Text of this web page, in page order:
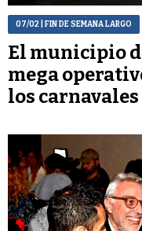
07/02 | FIN DE SEMANA LARGO
El municipio
mega
los carnavales